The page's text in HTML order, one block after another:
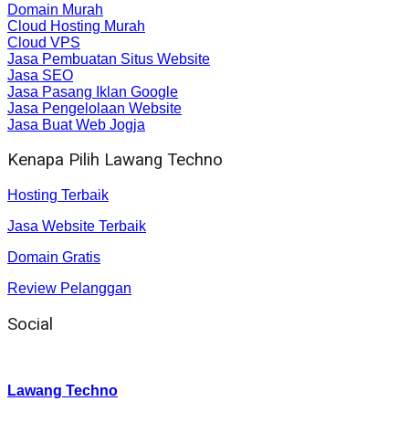
Domain Murah
Cloud Hosting Murah
Cloud VPS
Jasa Pembuatan Situs Website
Jasa SEO
Jasa Pasang Iklan Google
Jasa Pengelolaan Website
Jasa Buat Web Jogja
Kenapa Pilih Lawang Techno
Hosting Terbaik
Jasa Website Terbaik
Domain Gratis
Review Pelanggan
Social
Lawang Techno